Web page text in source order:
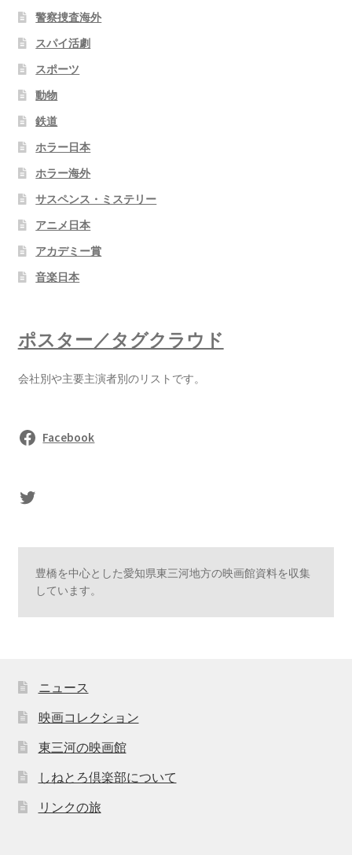
警察捜査海外
スパイ活劇
スポーツ
動物
鉄道
ホラー日本
ホラー海外
サスペンス・ミステリー
アニメ日本
アカデミー賞
音楽日本
ポスター／タグクラウド
会社別や主要主演者別のリストです。
Facebook
sasaki's Twitter
豊橋を中心とした愛知県東三河地方の映画館資料を収集
しています。
ニュース
映画コレクション
東三河の映画館
しねとろ倶楽部について
リンクの旅